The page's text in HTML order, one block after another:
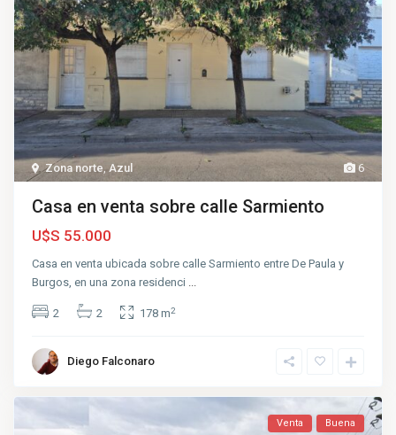
6
Zona norte,Azul
Casa en venta sobre calle Sarmiento
U$S 55.000
Casa en venta ubicada sobre calle Sarmiento entre De Paula y
Burgos, en una zona residenci ...
2 2 178 m2
Diego Falconaro
Venta Buena